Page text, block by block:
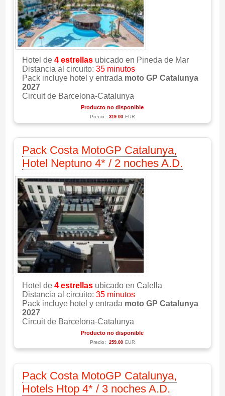
Hotel de 4 estrellasubicado en Pineda de Mar
Distancia al circuito: 35 minutos
Pack incluye hotel y entrada moto GP Catalunya
2027
Circuit de Barcelona-Catalunya
Producto no disponible
Precio: 319.00 EUR
Pack Costa MotoGP Catalunya,
Hotel Neptuno 4* / 2 noches A.D.
Hotel de 4 estrellasubicado en Calella
Distancia al circuito: 35 minutos
Pack incluye hotel y entrada moto GP Catalunya
2027
Circuit de Barcelona-Catalunya
Producto no disponible
Precio: 259.00 EUR
Pack Costa MotoGP Catalunya,
Hotels Htop 4* / 3 noches A.D.